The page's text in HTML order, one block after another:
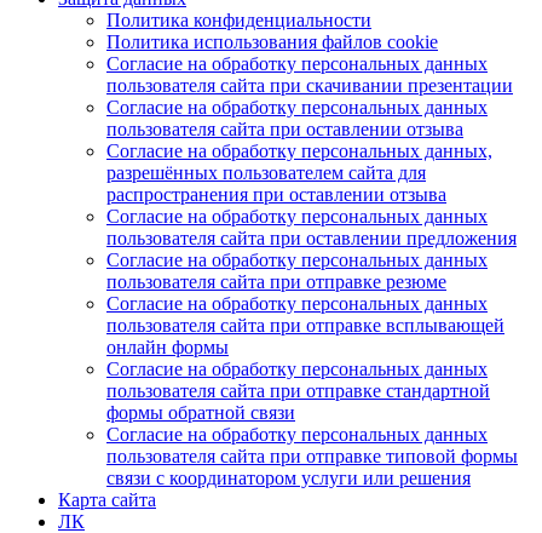
Политика конфиденциальности
Политика использования файлов cookie
Согласие на обработку персональных данных
пользователя сайта при скачивании презентации
Согласие на обработку персональных данных
пользователя сайта при оставлении отзыва
Согласие на обработку персональных данных,
разрешённых пользователем сайта для
распространения при оставлении отзыва
Согласие на обработку персональных данных
пользователя сайта при оставлении предложения
Согласие на обработку персональных данных
пользователя сайта при отправке резюме
Согласие на обработку персональных данных
пользователя сайта при отправке всплывающей
онлайн формы
Согласие на обработку персональных данных
пользователя сайта при отправке стандартной
формы обратной связи
Согласие на обработку персональных данных
пользователя сайта при отправке типовой формы
связи с координатором услуги или решения
Карта сайта
ЛК